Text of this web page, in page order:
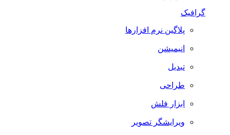
گرافیک
پلاگین نرم افزارها
انیمیشن
تبدیل
طراحی
ابزار فلش
ویرایشگر تصویر